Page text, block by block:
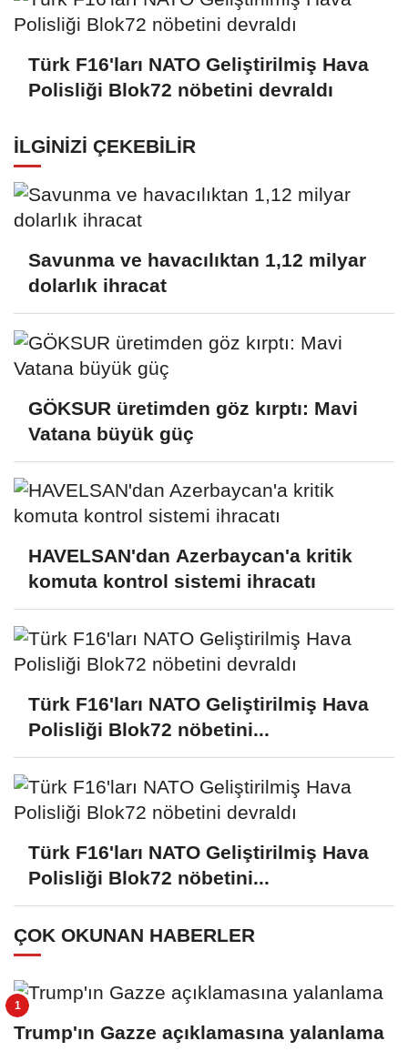
Türk F16'ları NATO Geliştirilmiş Hava
Polisliği Blok72 nöbetini devraldı
İLGINIZI ÇEKEBILIR
Savunma ve havacılıktan 1,12 milyar
dolarlık ihracat
GÖKSUR üretimden göz kırptı: Mavi
Vatana büyük güç
HAVELSAN'dan Azerbaycan'a kritik
komuta kontrol sistemi ihracatı
Türk F16'ları NATO Geliştirilmiş Hava
Polisliği Blok72 nöbetini...
Türk F16'ları NATO Geliştirilmiş Hava
Polisliği Blok72 nöbetini...
ÇOK OKUNAN HABERLER
Trump'ın Gazze açıklamasına yalanlama